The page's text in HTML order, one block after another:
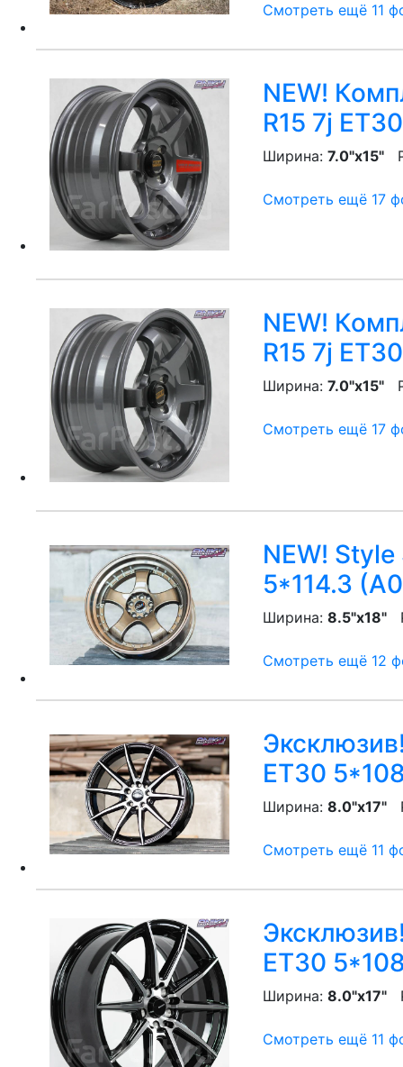
Смотреть ещё 11
NEW!
R15 7j
Ширина: 7.0"x15"
Смотреть ещё 17
NEW!
R15 7j
Ширина: 7.0"x15"
Смотреть ещё 17
NEW! Style
5*114.3
Ширина: 8.5"x18"
Смотреть ещё 12
ET30
Ширина: 8.0"x17"
Смотреть ещё 11
ET30
Ширина: 8.0"x17"
Смотреть ещё 11